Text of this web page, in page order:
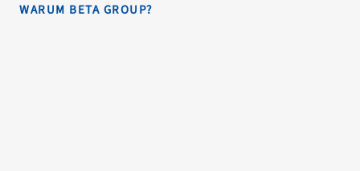
WARUM BETA GROUP?